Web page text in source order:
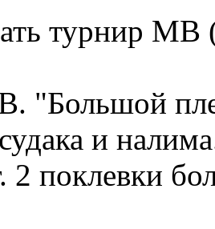
турнир МВ
"Большой
и
2 поклевки